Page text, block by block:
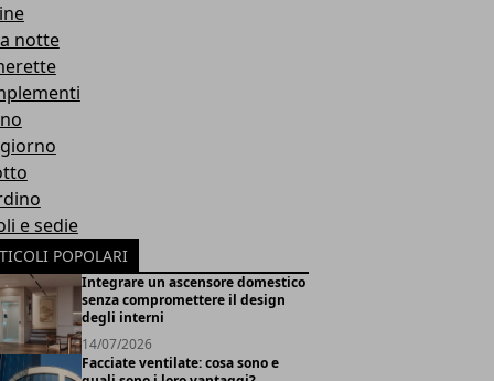
notte
e sedie
POPOLARI
Integrare un ascensore domestico
senza compromettere il design
degli interni
14/07/2026
Facciate ventilate: cosa sono e